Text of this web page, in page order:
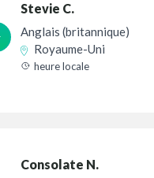
Stevie C.
Anglais (britannique)
Royaume-Uni
heure locale
Consolate N.